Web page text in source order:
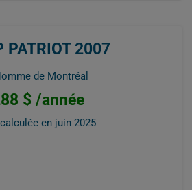
PATRIOT 2007
de Montréal
$ /année
en juin 2025